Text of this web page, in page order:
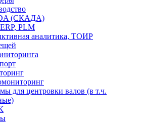
(СКАДА)
PLM
аналитика, ТОИР
для центровки валов (в т.ч.